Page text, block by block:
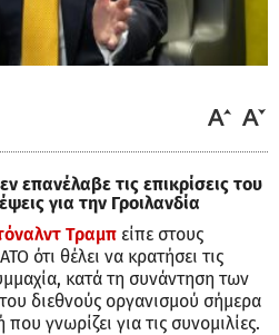
επανέλαβε τις επικρίσεις του
για την Γροιλανδία
Τραμπ είπε στους
ότι θέλει να κρατήσει τις
κατά τη συνάντηση των
διεθνούς οργανισμού σήμερα
γνωρίζει για τις συνομιλίες.